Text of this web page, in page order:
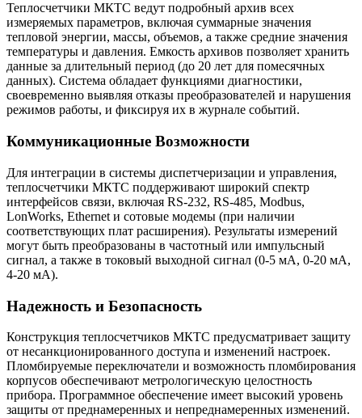
Теплосчетчики МКТС ведут подробный архив всех
измеряемых параметров, включая суммарные значения
тепловой энергии, массы, объемов, а также средние значения
температуры и давления. Емкость архивов позволяет хранить
данные за длительный период (до 20 лет для помесячных
данных). Система обладает функциями диагностики,
своевременно выявляя отказы преобразователей и нарушения
режимов работы, и фиксируя их в журнале событий.
Коммуникационные Возможности
Для интеграции в системы диспетчеризации и управления,
теплосчетчики МКТС поддерживают широкий спектр
интерфейсов связи, включая RS-232, RS-485, Modbus,
LonWorks, Ethernet и сотовые модемы (при наличии
соответствующих плат расширения). Результаты измерений
могут быть преобразованы в частотный или импульсный
сигнал, а также в токовый выходной сигнал (0-5 мА, 0-20 мА,
4-20 мА).
Надежность и Безопасность
Конструкция теплосчетчиков МКТС предусматривает защиту
от несанкционированного доступа и изменений настроек.
Пломбируемые переключатели и возможность пломбирования
корпусов обеспечивают метрологическую целостность
прибора. Программное обеспечение имеет высокий уровень
защиты от преднамеренных и непреднамеренных изменений.